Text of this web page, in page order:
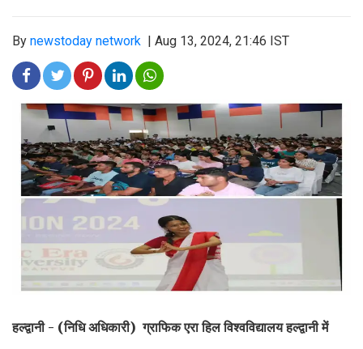
By newstoday network Aug 13, 2024, 21:46 IST
हल्द्वानी - (निधि अधिकारी) ग्राफिक एरा हिल विश्वविद्यालय हल्द्वानी में